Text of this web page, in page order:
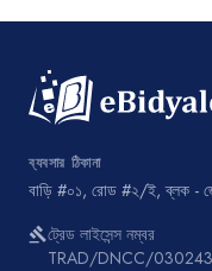
ব্যবসার ঠিকানা
বাড়ি #০১, রোড #২/ই, ব্লক - জে,
gavelট্রেড লাইসেন্স নম্বর
TRAD/DNCC/